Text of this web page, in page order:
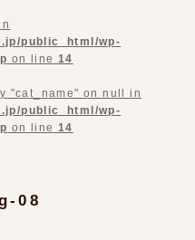
public_html/wp-
on line14
"cat_name" on null in
public_html/wp-
on line14
08